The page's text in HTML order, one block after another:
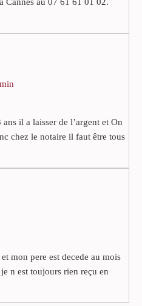
Cannes au 07 61 61 01 02.
il a laisser de l’argent et On
chez le notaire il faut être tous
mon pere est decede au mois
n est toujours rien reçu en